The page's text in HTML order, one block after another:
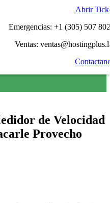
Abrir
Emergencias: +1 (305) 507
Ventas:
de Velocidad
Provecho